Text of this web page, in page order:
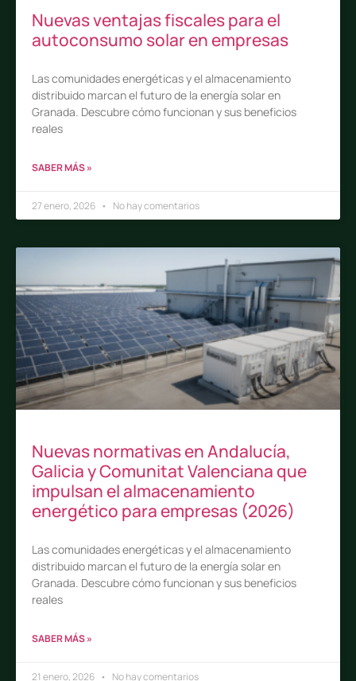
Nuevas ventajas fiscales para el
autoconsumo solar en empresas
Las comunidades energéticas y el almacenamiento
distribuido marcan el futuro de la energía solar en
Granada. Descubre cómo funcionan y sus beneficios
reales
SABER MÁS »
27 enero, 2026 No hay comentarios
Nuevas normativas en Andalucía,
Galicia y Comunitat Valenciana que
impulsan el almacenamiento
energético para empresas (2026)
Las comunidades energéticas y el almacenamiento
distribuido marcan el futuro de la energía solar en
Granada. Descubre cómo funcionan y sus beneficios
reales
SABER MÁS »
21 enero, 2026 No hay comentarios